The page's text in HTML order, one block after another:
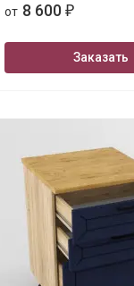
от 8 600 ₽
Заказать